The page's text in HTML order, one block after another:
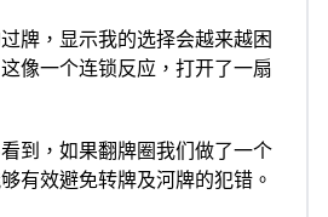
牌，显示我的选择会越来越困
像一个连锁反应，打开了一扇
到，如果翻牌圈我们做了一个
有效避免转牌及河牌的犯错。